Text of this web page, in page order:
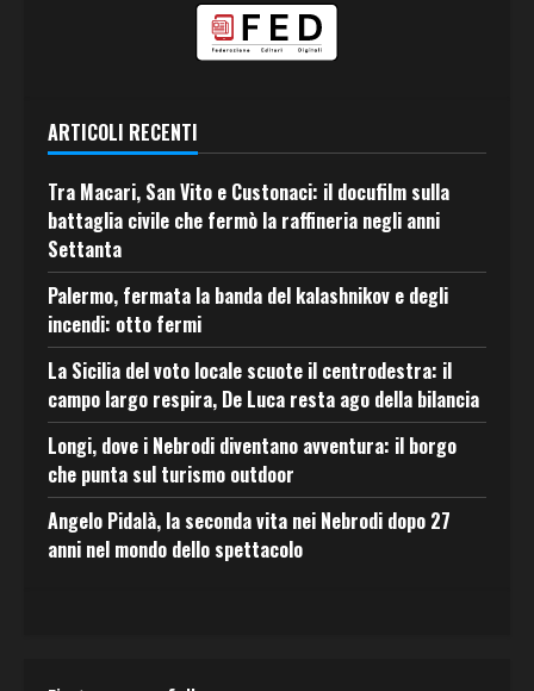
ARTICOLI RECENTI
Tra Macari, San Vito e Custonaci: il docufilm sulla
battaglia civile che fermò la raffineria negli anni
Settanta
Palermo, fermata la banda del kalashnikov e degli
incendi: otto fermi
La Sicilia del voto locale scuote il centrodestra: il
campo largo respira, De Luca resta ago della bilancia
Longi, dove i Nebrodi diventano avventura: il borgo
che punta sul turismo outdoor
Angelo Pidalà, la seconda vita nei Nebrodi dopo 27
anni nel mondo dello spettacolo